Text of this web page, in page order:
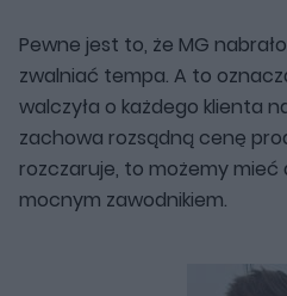
Pewne jest to, że MG
zwalniać tempa. A to
walczyła o każdego klienta
zachowa rozsądną cenę
rozczaruje, to możemy
mocnym zawodnikiem.